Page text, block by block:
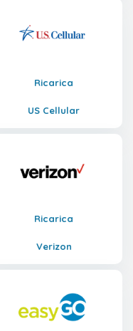
Ricarica
US Cellular
Ricarica
Verizon